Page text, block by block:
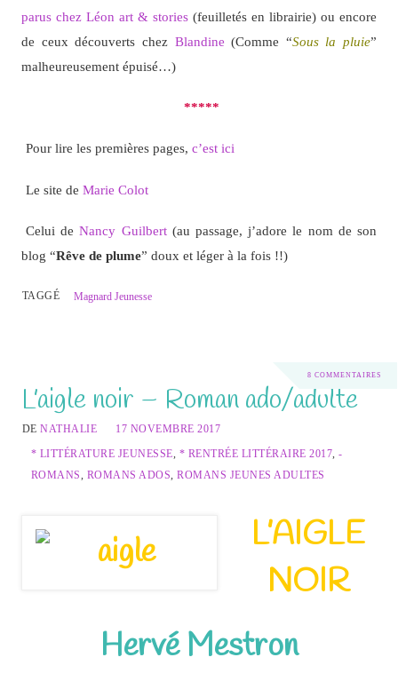
parus chez Léon art & stories (feuilletés en librairie) ou encore
de ceux découverts chez Blandine (Comme “Sous la pluie”
malheureusement épuisé…)
*****
Pour lire les premières pages, c’est ici
Le site de Marie Colot
Celui deNancy Guilbert(au passage, j’adore le nom de son
blog “Rêve de plume” doux et léger à la fois !!)
TAGGÉ Magnard Jeunesse
8 COMMENTAIRES
L’aigle noir – Roman ado/adulte
DENATHALIE
17 NOVEMBRE 2017
* LITTÉRATURE JEUNESSE, * RENTRÉE LITTÉRAIRE 2017,-
ROMANS, ROMANS ADOS,ROMANS JEUNES ADULTES
L’AIGLE
NOIR
Hervé Mestron